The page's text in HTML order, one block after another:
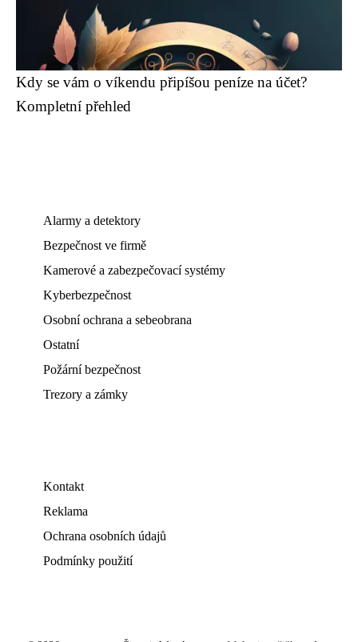
Kdy se vám o víkendu připíšou peníze na účet?
Kompletní přehled
Alarmy a detektory
Bezpečnost ve firmě
Kamerové a zabezpečovací systémy
Kyberbezpečnost
Osobní ochrana a sebeobrana
Ostatní
Požární bezpečnost
Trezory a zámky
Kontakt
Reklama
Ochrana osobních údajů
Podmínky použití